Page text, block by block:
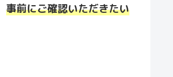
事前にご確認いただきたい